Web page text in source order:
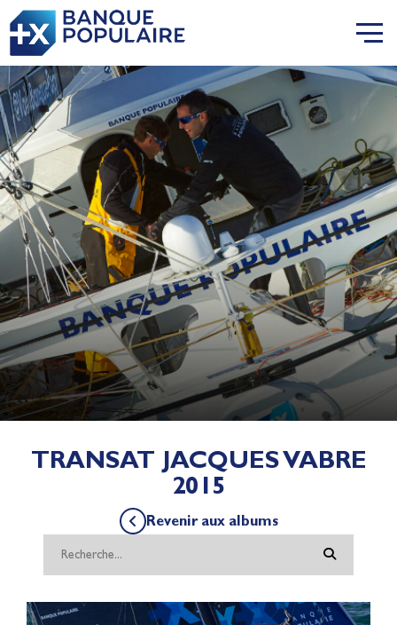
TRANSAT JACQUES VABRE
2015
Revenir aux albums